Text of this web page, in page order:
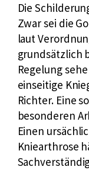
Die
Zwar sei die
laut
grundsätzlich
Regelung
einseitige
Richter. Eine
besonderen
Einen
Kniearthrose